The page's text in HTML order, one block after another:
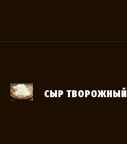
СЫР ТВОРОЖНЫЙ